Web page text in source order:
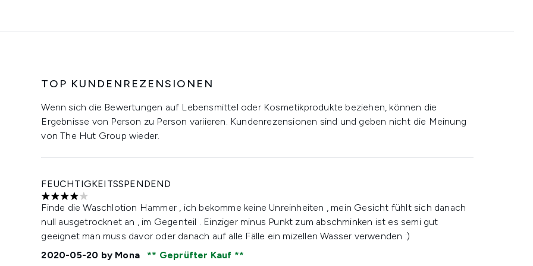
TOP KUNDENREZENSIONEN
Wenn sich die Bewertungen auf Lebensmittel oder Kosmetikprodukte beziehen, können die
Ergebnisse von Person zu Person variieren. Kundenrezensionen sind und geben nicht die Meinung
von The Hut Group wieder.
FEUCHTIGKEITSSPENDEND
4 stars out of a maximum of 5
Finde die Waschlotion Hammer , ich bekomme keine Unreinheiten , mein Gesicht fühlt sich danach
null ausgetrocknet an , im Gegenteil . Einziger minus Punkt zum abschminken ist es semi gut
geeignet man muss davor oder danach auf alle Fälle ein mizellen Wasser verwenden :)
2020-05-20 by Mona Geprüfter Kauf